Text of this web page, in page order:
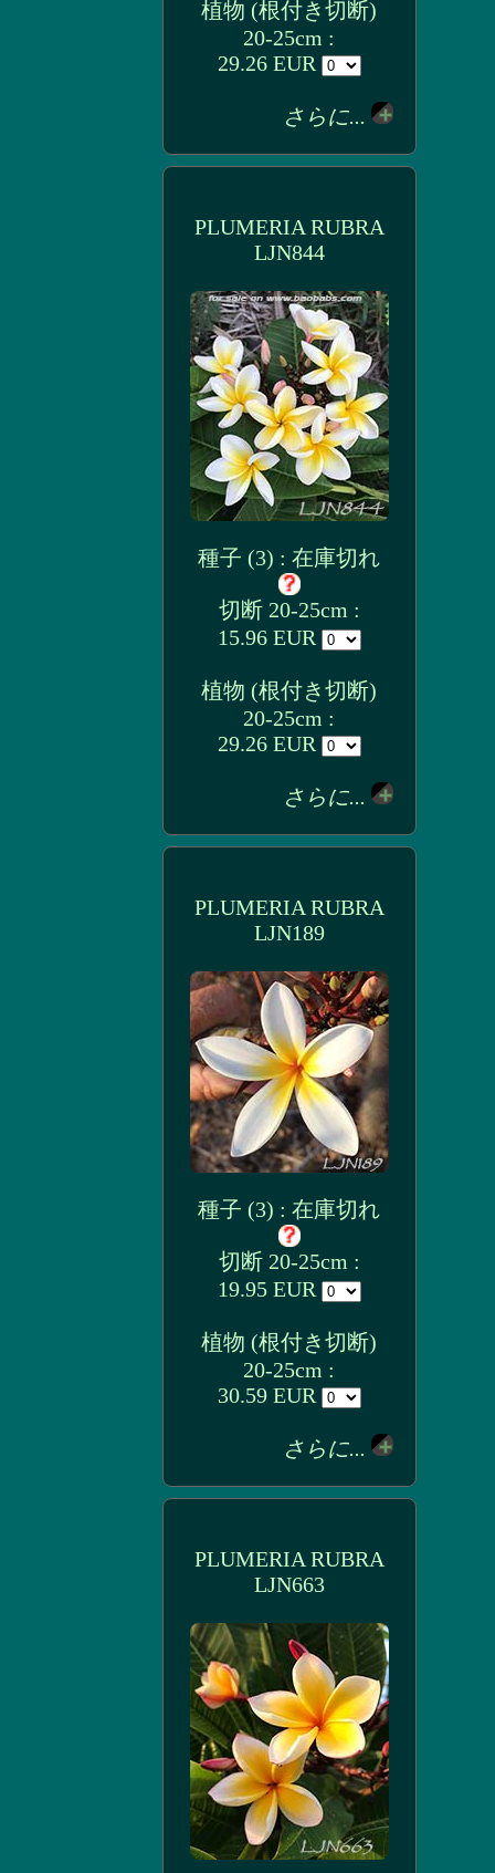
植物 (根付き切断)
20-25cm :
29.26 EUR
さらに...
PLUMERIA RUBRA
LJN844
種子 (3) : 在庫切れ
切断 20-25cm :
15.96 EUR
植物 (根付き切断)
20-25cm :
29.26 EUR
さらに...
PLUMERIA RUBRA
LJN189
種子 (3) : 在庫切れ
切断 20-25cm :
19.95 EUR
植物 (根付き切断)
20-25cm :
30.59 EUR
さらに...
PLUMERIA RUBRA
LJN663